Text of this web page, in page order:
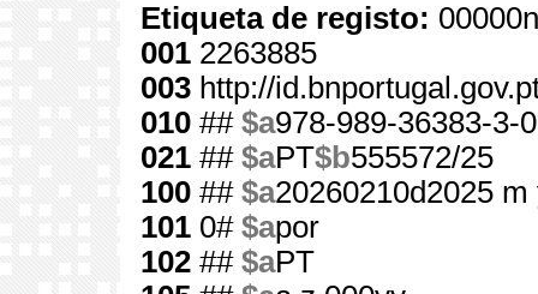
Etiqueta de registo:
001 2263885
003 http://
010 ## $a978-989-36383-3-0
021 ## $aPT$b555572/25
100 ## $a20260210d2025
101 0# $apor
102 ## $aPT